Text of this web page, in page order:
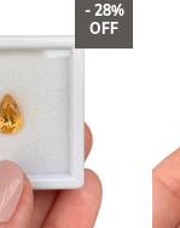
- 28%
OFF